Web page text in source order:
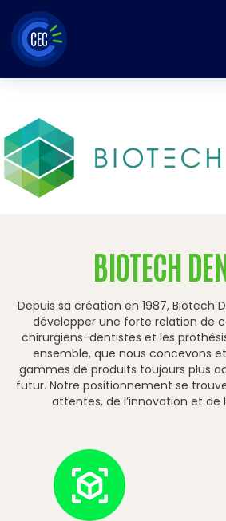
Aller
au
contenu
BIOTECH
Depuis sa création en 1987, Biotech
développer une forte relation de
chirurgiens-dentistes et les
ensemble, que nous concevons
gammes de produits toujours plus
futur. Notre positionnement se
attentes, de l’innovation et de